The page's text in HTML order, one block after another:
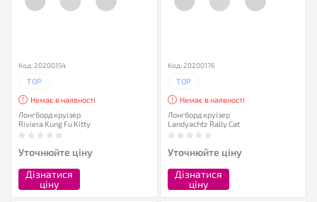
Код: 20200154
TOP
Немає в наявності
Лонгборд круізер
Riviera Kung Fu Kitty
Уточнюйте ціну
Дізнатися
ціну
Код: 20200176
TOP
Немає в наявності
Лонгборд круізер
Landyachtz Rally Cat
Уточнюйте ціну
Дізнатися
ціну